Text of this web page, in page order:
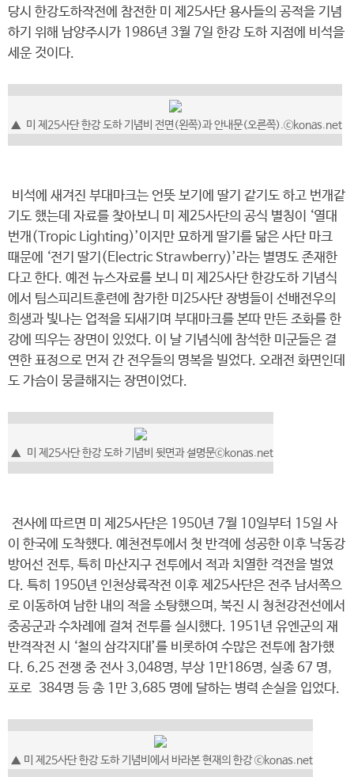
당시 한강도하작전에 참전한 미 제25사단 용사들의 공적을 기념
하기 위해 남양주시가 1986년 3월 7일 한강 도하 지점에 비석을
세운 것이다.
▲ 미 제25사단 한강 도하 기념비 전면(왼쪽)과 안내문(오른쪽).ⓒkonas.net
비석에 새겨진 부대마크는 언뜻 보기에 딸기 같기도 하고 번개같
기도 했는데 자료를 찾아보니 미 제25사단의 공식 별칭이 ‘열대
번개(Tropic Lighting)’이지만 묘하게 딸기를 닮은 사단 마크
때문에 ‘전기 딸기(Electric Strawberry)’라는 별명도 존재한
다고 한다. 예전 뉴스자료를 보니 미 제25사단 한강도하 기념식
에서 팀스피리트훈련에 참가한 미25사단 장병들이 선배전우의
희생과 빛나는 업적을 되새기며 부대마크를 본따 만든 조화를 한
강에 띄우는 장면이 있었다. 이 날 기념식에 참석한 미군들은 결
연한 표정으로 먼저 간 전우들의 명복을 빌었다. 오래전 화면인데
도 가슴이 뭉클해지는 장면이었다.
▲ 미 제25사단 한강 도하 기념비 뒷면과 설명문ⓒkonas.net
전사에 따르면 미 제25사단은 1950년 7월 10일부터 15일 사
이 한국에 도착했다. 예천전투에서 첫 반격에 성공한 이후 낙동강
방어선 전투, 특히 마산지구 전투에서 적과 치열한 격전을 벌였
다. 특히 1950년 인천상륙작전 이후 제25사단은 전주 남서쪽으
로 이동하여 남한 내의 적을 소탕했으며, 북진 시 청천강전선에서
중공군과 수차례에 걸쳐 전투를 실시했다. 1951년 유엔군의 재
반격작전 시 ‘철의 삼각지대’를 비롯하여 수많은 전투에 참가했
다. 6.25 전쟁 중 전사 3,048명, 부상 1만186명, 실종 67 명,
포로 384명 등 총 1만 3,685 명에 달하는 병력 손실을 입었다.
▲ 미 제25사단 한강 도하 기념비에서 바라본 현재의 한강ⓒkonas.net